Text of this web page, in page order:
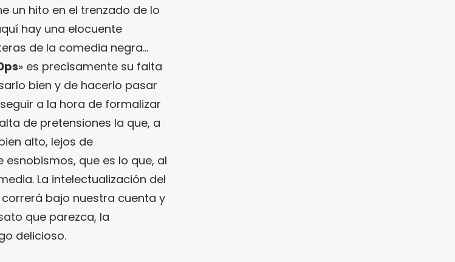
un hito en el trenzado de lo
hay una elocuente
de la comedia negra…
» es precisamente su falta
bien y de hacerlo pasar
a la hora de formalizar
de pretensiones la que, a
alto, lejos de
que es lo que, al
La intelectualización del
bajo nuestra cuenta y
que parezca, la
delicioso.